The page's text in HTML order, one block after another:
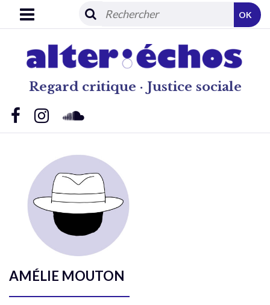
Regard critique · Justice sociale
OK
AMÉLIE MOUTON